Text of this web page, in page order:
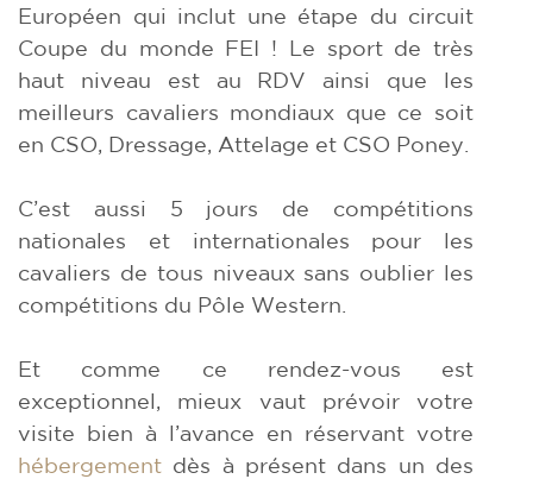
Européen qui inclut une étape du circuit
Coupe du monde FEI ! Le sport de très
haut niveau est au RDV ainsi que les
meilleurs cavaliers mondiaux que ce soit
en CSO, Dressage, Attelage et CSO Poney.
C’est aussi 5 jours de compétitions
nationales et internationales pour les
cavaliers de tous niveaux sans oublier les
compétitions du Pôle Western.
Et comme ce rendez-vous est
exceptionnel, mieux vaut prévoir votre
visite bien à l’avance en réservant votre
hébergement dès à présent dans un des